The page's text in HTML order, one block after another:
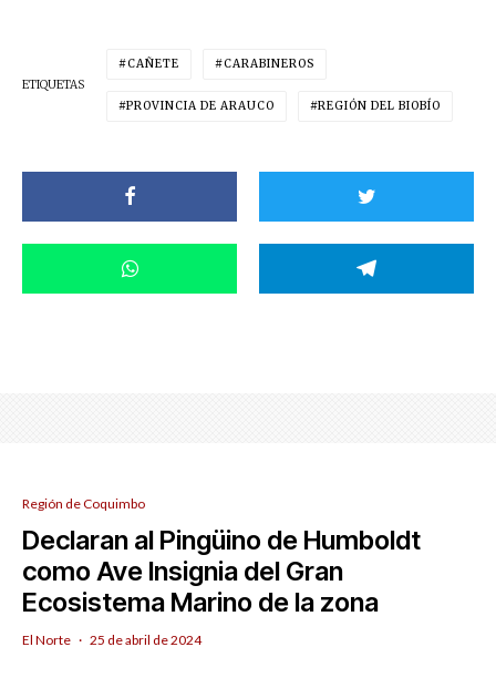
ETIQUETAS
CAÑETE CARABINEROS
PROVINCIA DE ARAUCO REGIÓN DEL BIOBÍO
Región de Coquimbo
Declaran al Pingüino de Humboldt
como Ave Insignia del Gran
Ecosistema Marino de la zona
El Norte · 25 de abril de 2024